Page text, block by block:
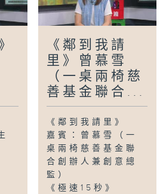
《鄰到我請
里》曾慕雪
（一桌兩椅慈
善基金聯合...
《鄰到我請里》
嘉賓：曾慕雪（一
桌兩椅慈善基金聯
合創辦人兼創意總
監）
《極速15秒》